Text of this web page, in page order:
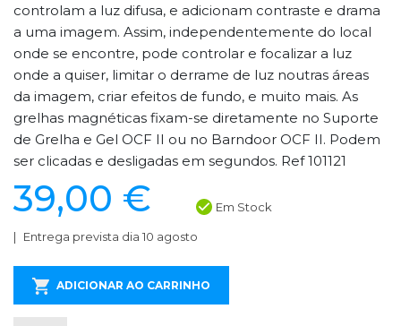
controlam a luz difusa, e adicionam contraste e drama
a uma imagem. Assim, independentemente do local
onde se encontre, pode controlar e focalizar a luz
onde a quiser, limitar o derrame de luz noutras áreas
da imagem, criar efeitos de fundo, e muito mais. As
grelhas magnéticas fixam-se diretamente no Suporte
de Grelha e Gel OCF II ou no Barndoor OCF II. Podem
ser clicadas e desligadas em segundos. Ref 101121
39,00 € Em Stock
Entrega prevista dia 10 agosto
ADICIONAR AO CARRINHO